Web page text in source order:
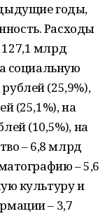
годы,
Расходы
млрд
социальную
(25,9%),
(25,1%), на
(10,5%), на
– 6,8 млрд
– 5,6
культуру и
– 3,7